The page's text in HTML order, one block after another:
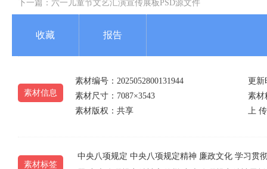
下一篇： 六一儿童节文艺汇演宣传展板PSD源文件
收藏 报告
素材信息
素材编号：2025052800131944
更新
素材尺寸：7087×3543
素材
素材版权：共享
上
素材标签
中央八项规定 中央八项规定精神 廉政文化 学习贯